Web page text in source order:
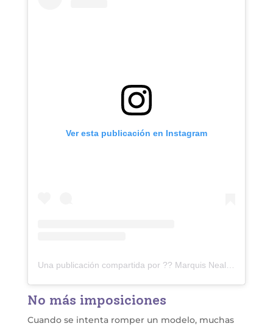
Ver esta publicación en Instagram
No más imposiciones
Cuando se intenta romper un modelo, muchas